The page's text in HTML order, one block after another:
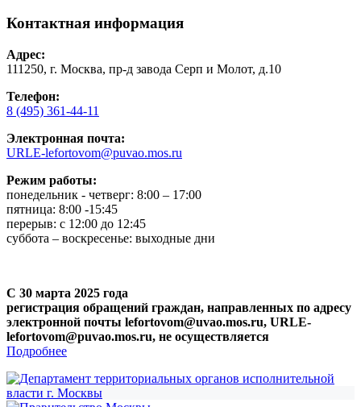
Контактная информация
Адрес:
111250, г. Москва, пр-д завода Серп и Молот, д.10
Телефон:
8 (495) 361-44-11
Электронная почта:
URLE-lefortovom@puvao.mos.ru
Режим работы:
понедельник - четверг: 8:00 – 17:00
пятница: 8:00 -15:45
перерыв: с 12:00 до 12:45
суббота – воскресенье: выходные дни
С 30 марта 2025 года
регистрация обращений граждан, направленных по адресу
электронной почты lefortovom@uvao.mos.ru, URLE-
lefortovom@puvao.mos.ru, не осуществляется
Подробнее